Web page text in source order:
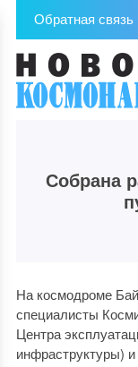
Обратная связь
Собрана
На космодроме
специалисты
Центра
инфраструктуры)